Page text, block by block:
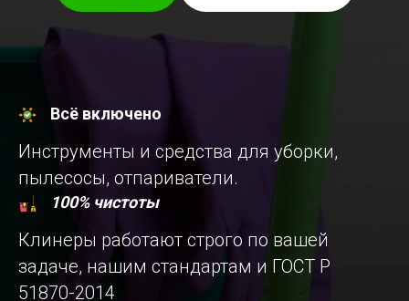
Всё включено
Инструменты и средства для уборки,
пылесосы, отпариватели.
100% чистоты
Клинеры работают строго по вашей
задаче, нашим стандартам и ГОСТ Р
51870-2014